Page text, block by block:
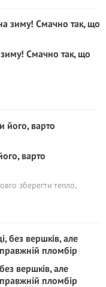
Смачно так, що
варто
зберегти тепло,
вершків, але
пломбір